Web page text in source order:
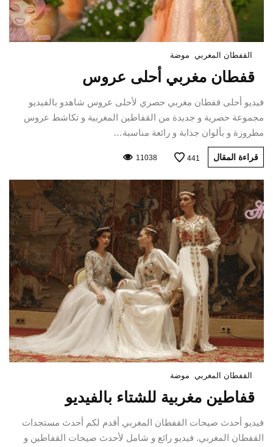
القفطان المغربي موضة
قفطان مغربي أحلى عروس
فيديو أحلى قفطان مغربي حصري لأحلى عروس شاهدو بالفيديو
مجموعة حصرية و جديدة من القفاطين المغربية و تكاشط عروس
مطروزة و بألوان جذابة و رائعة مناسبة…
قراءة المقال 441
11038
القفطان المغربي موضة
قفاطين مغربية للشتاء بالفيديو
فيديو أحدث صيحات القفطان المغربي أقدم لكم أحدث مستجدات
القفطان المغربي. فيديو رائع و شامل لأحدث صيحات القفاطين و